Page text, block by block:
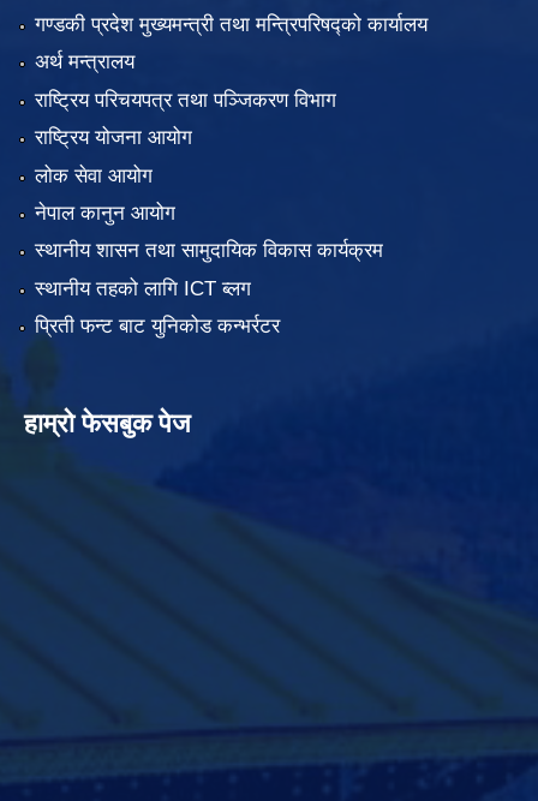
गण्डकी प्रदेश मुख्यमन्त्री तथा मन्त्रिपरिषद्को कार्यालय
अर्थ मन्त्रालय
राष्ट्रिय परिचयपत्र तथा पञ्जिकरण विभाग
राष्ट्रिय योजना आयोग
लोक सेवा आयोग
नेपाल कानुन आयोग
स्थानीय शासन तथा सामुदायिक विकास कार्यक्रम
स्थानीय तहको लागि ICT ब्लग
प्रिती फन्ट बाट युनिकोड कन्भर्रटर
हाम्रो फेसबुक पेज